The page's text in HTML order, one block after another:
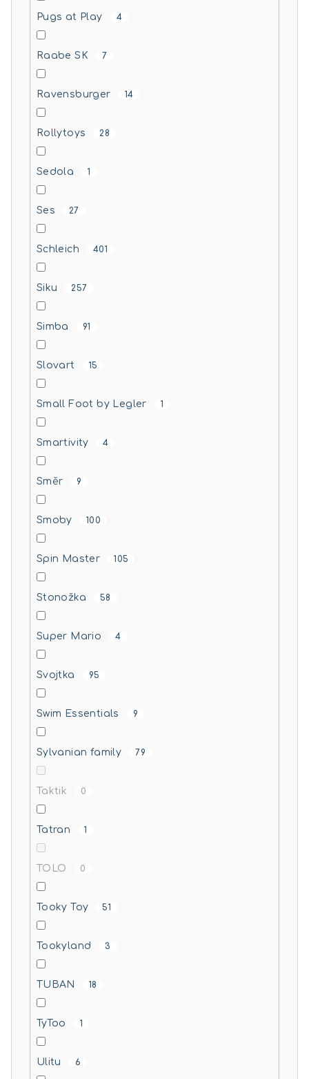
Pugs at Play 4
Raabe SK 7
Ravensburger 14
Rollytoys 28
Sedola 1
Ses 27
Schleich 401
Siku 257
Simba 91
Slovart 15
Small Foot by Legler 1
Smartivity 4
Směr 9
Smoby 100
Spin Master 105
Stonožka 58
Super Mario 4
Svojtka 95
Swim Essentials 9
Sylvanian family 79
Taktik 0
Tatran 1
TOLO 0
Tooky Toy 51
Tookyland 3
TUBAN 18
TyToo 1
Ulitu 6